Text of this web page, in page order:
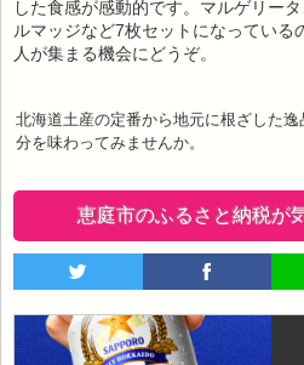
した食感が感動的です。マルゲリー
ルマッジなど7枚セットになっている
人が集まる機会にどうぞ。
北海道土産の定番から地元に根ざした
分を味わってみませんか。
恵庭市のふるさと納税が